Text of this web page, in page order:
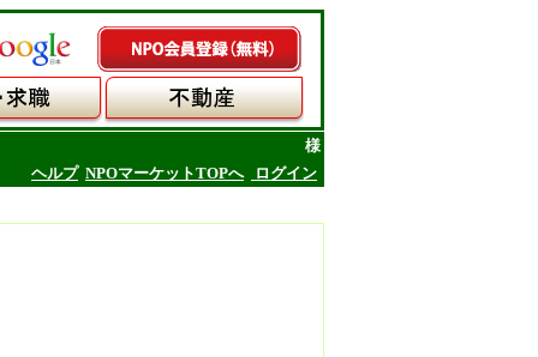
様
ヘルプ NPOマーケットTOPへ ログイン